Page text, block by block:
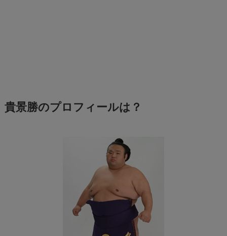
貴景勝のプロフィールは？